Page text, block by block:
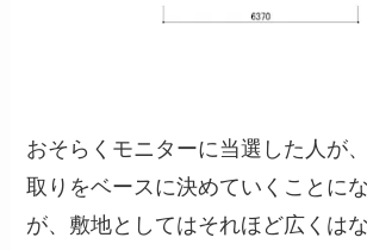
おそらくモニターに当選した人が
取りをベースに決めていくことに
が、敷地としてはそれほど広くは